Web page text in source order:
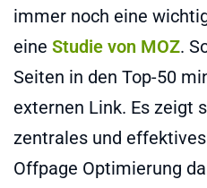
immer noch eine
eine Studie von MOZ.
Seiten in den Top-50
externen Link. Es zeigt
zentrales und
Offpage Optimierung